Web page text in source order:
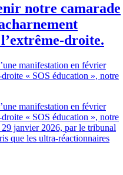
notre camarade
droite.
manifestation en février
« SOS éducation », notre
manifestation en février
« SOS éducation », notre
janvier 2026, par le tribunal
que les ultra-réactionnaires